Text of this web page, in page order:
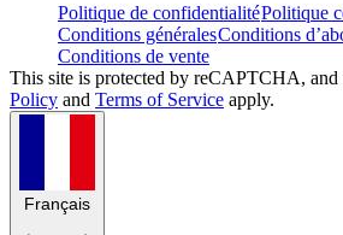
Politique de confidentialitéPolitique
Conditions généralesConditions
Conditions de vente
This site is protected by reCAPTCHA, and
Policy and Terms of Service apply.
Français